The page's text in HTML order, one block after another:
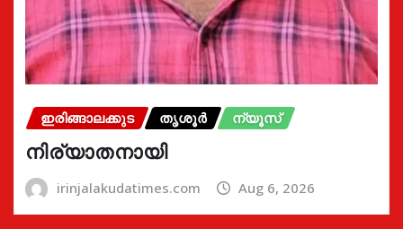
ഇരിങ്ങാലക്കുട തൃശൂർ ന്യൂസ്
നിര്യാതനായി
irinjalakudatimes.com Aug 6, 2026